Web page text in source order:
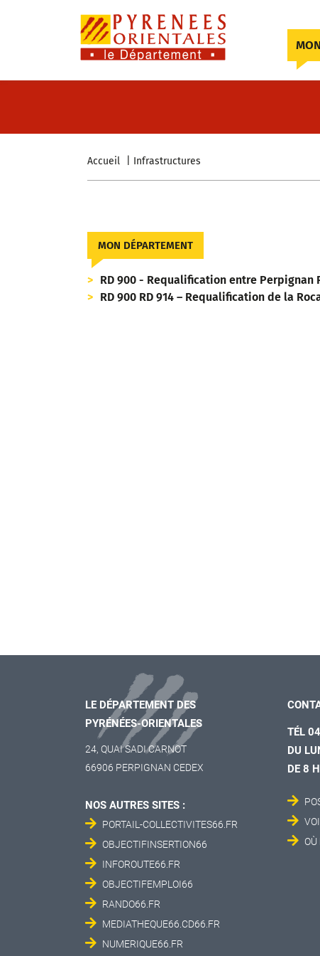
Accueil Infrastructures
MON DÉPARTEMENT
RD 900 - Requalification entre Perpignan
RD 900 RD 914 – Requalification de la
LE DÉPARTEMENT DES
PYRÉNÉES-ORIENTALES
24, QUAI SADI CARNOT
66906 PERPIGNAN CEDEX
NOS AUTRES SITES :
PORTAIL-COLLECTIVITES66.FR
OBJECTIFINSERTION66
INFOROUTE66.FR
OBJECTIFEMPLOI66
RANDO66.FR
MEDIATHEQUE66.CD66.FR
NUMERIQUE66.FR
TÉL
DU
DE 8
OÙ